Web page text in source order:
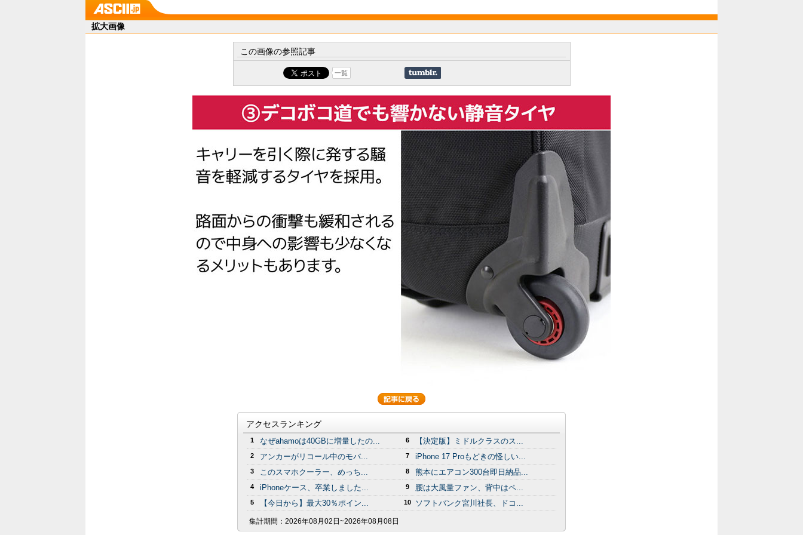
拡大画像
この画像の参照記事
一覧
アクセスランキング
1 なぜahamoは40GBに増量したの...
2 アンカーがリコール中のモバ...
3 このスマホクーラー、めっち...
4 iPhoneケース、卒業しました...
5 【今日から】最大30％ポイン...
6 【決定版】ミドルクラスのス...
7 iPhone 17 Proもどきの怪しい...
8 熊本にエアコン300台即日納品...
9 腰は大風量ファン、背中はペ...
10 ソフトバンク宮川社長、ドコ...
集計期間： 2026年08月02日~2026年08月08日